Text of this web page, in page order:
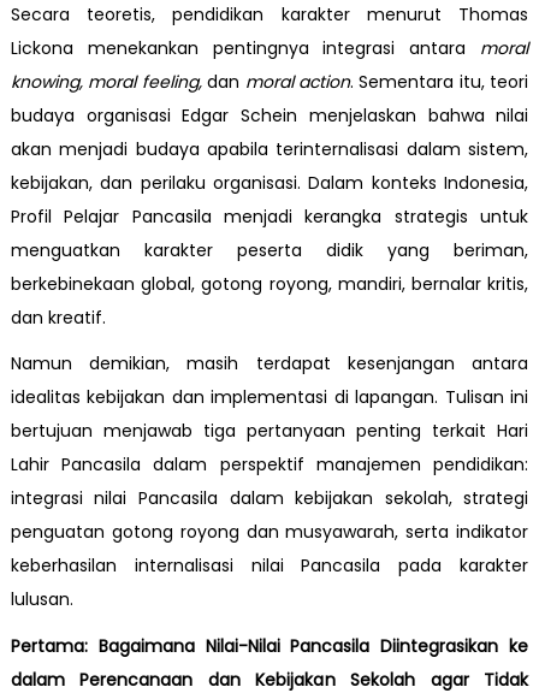
Secara teoretis, pendidikan karakter menurut Thomas
Lickona menekankan pentingnya integrasi antara moral
knowing, moral feeling,dan moral action. Sementara itu, teori
budaya organisasi Edgar Schein menjelaskan bahwa nilai
akan menjadi budaya apabila terinternalisasi dalam sistem,
kebijakan, dan perilaku organisasi. Dalam konteks Indonesia,
Profil Pelajar Pancasila menjadi kerangka strategis untuk
menguatkan karakter peserta didik yang beriman,
berkebinekaan global, gotong royong, mandiri, bernalar kritis,
dan kreatif.
Namun demikian, masih terdapat kesenjangan antara
idealitas kebijakan dan implementasi di lapangan. Tulisan ini
bertujuan menjawab tiga pertanyaan penting terkait Hari
Lahir Pancasila dalam perspektif manajemen pendidikan:
integrasi nilai Pancasila dalam kebijakan sekolah, strategi
penguatan gotong royong dan musyawarah, serta indikator
keberhasilan internalisasi nilai Pancasila pada karakter
lulusan.
Pertama: Bagaimana Nilai-Nilai Pancasila Diintegrasikan ke
dalam Perencanaan dan Kebijakan Sekolah agar Tidak